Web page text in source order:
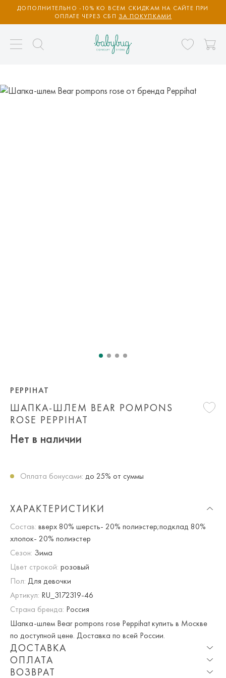
ДОПОЛНИТЕЛЬНО -10% КО ВСЕМ СКИДКАМ НА САЙТЕ ПРИ
ОПЛАТЕ ЧЕРЕЗ СБП ЗА ПОКУПКАМИ
ШАПКА-ШЛЕМ BEAR POMPONS
ROSE PEPPIHAT
PEPPIHAT
Нет в наличии
Оплата бонусами: до 25% от суммы
ХАРАКТЕРИСТИКИ
Состав: вверх 80% шерсть- 20% полиэстер;подклад 80%
хлопок- 20% полиэстер
Сезон: Зима
Цвет строкой: розовый
Пол: Для девочки
Артикул: RU_3172319-46
Страна бренда: Россия
Шапка-шлем Bear pompons rose Peppihat купить в Москве
по доступной цене. Доставка по всей России.
ДОСТАВКА
Опция частичная доставка и примерка доступна для
ОПЛАТА
ВОЗВРАТ